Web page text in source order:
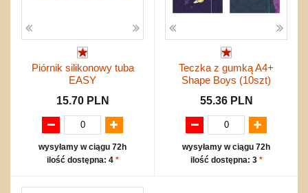
Piórnik silikonowy tuba
EASY
15.70 PLN
wysyłamy w ciągu 72h
ilość dostępna: 4 *
Teczka z gumką A4+
Shape Boys (10szt)
55.36 PLN
wysyłamy w ciągu 72h
ilość dostępna: 3 *